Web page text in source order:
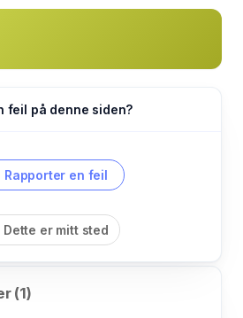
feil på denne siden?
Rapporter en feil
Dette er mitt sted
(1)